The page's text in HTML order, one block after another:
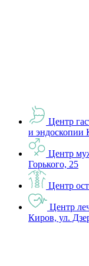
Центр
и эндоскопии
Центр
Горького, 25
Центр
Центр
Киров, ул.